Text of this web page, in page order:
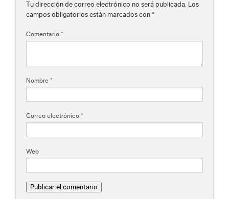
Tu dirección de correo electrónico no será publicada. Los
campos obligatorios están marcados con *
Comentario *
Nombre *
Correo electrónico *
Web